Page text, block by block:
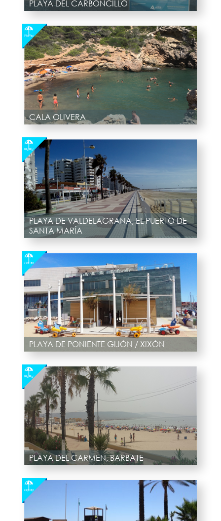
PLAYA DEL CARBONCILLO
CALA OLIVERA
PLAYA DE VALDELAGRANA, EL PUERTO DE
SANTA MARÍA
PLAYA DE PONIENTE GIJÓN / XIXÓN
PLAYA DEL CARMEN, BARBATE